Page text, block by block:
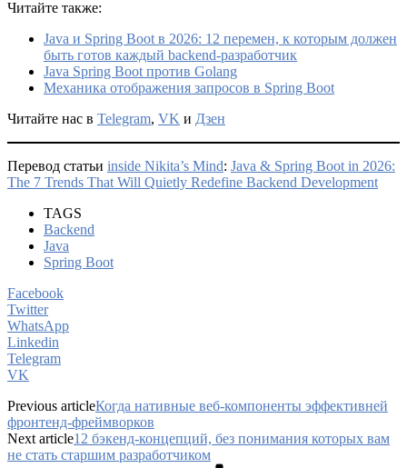
Читайте также:
Java и Spring Boot в 2026: 12 перемен, к которым должен
быть готов каждый backend-разработчик
Java Spring Boot против Golang
Механика отображения запросов в Spring Boot
Читайте нас в Telegram, VK и Дзен
Перевод статьи inside Nikita’s Mind: Java & Spring Boot in 2026:
The 7 Trends That Will Quietly Redefine Backend Development
TAGS
Backend
Java
Spring Boot
Facebook
Twitter
WhatsApp
Linkedin
Telegram
VK
Previous articleКогда нативные веб-компоненты эффективней
фронтенд-фреймворков
Next article12 бэкенд-концепций, без понимания которых вам
не стать старшим разработчиком